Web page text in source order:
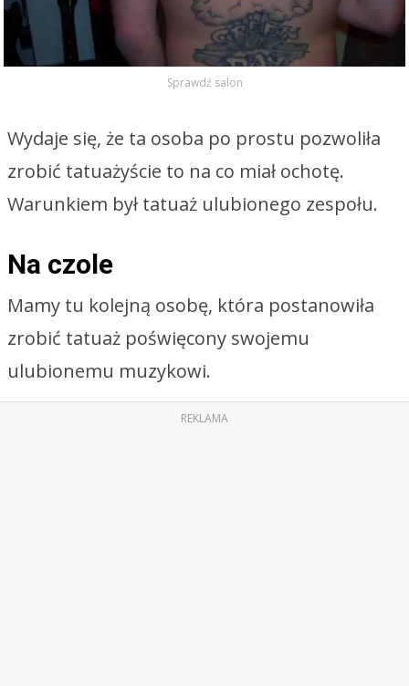
Sprawdź salon
Wydaje się, że ta osoba po prostu pozwoliła
zrobić tatuażyście to na co miał ochotę.
Warunkiem był tatuaż ulubionego zespołu.
Na czole
Mamy tu kolejną osobę, która postanowiła
zrobić tatuaż poświęcony swojemu
ulubionemu muzykowi.
REKLAMA